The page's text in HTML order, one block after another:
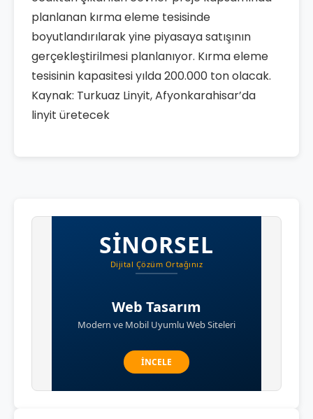
planlanan kırma eleme tesisinde
boyutlandırılarak yine piyasaya satışının
gerçekleştirilmesi planlanıyor. Kırma eleme
tesisinin kapasitesi yılda 200.000 ton olacak.
Kaynak: Turkuaz Linyit, Afyonkarahisar’da
linyit üretecek